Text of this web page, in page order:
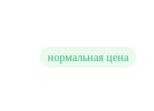
нормальная цена